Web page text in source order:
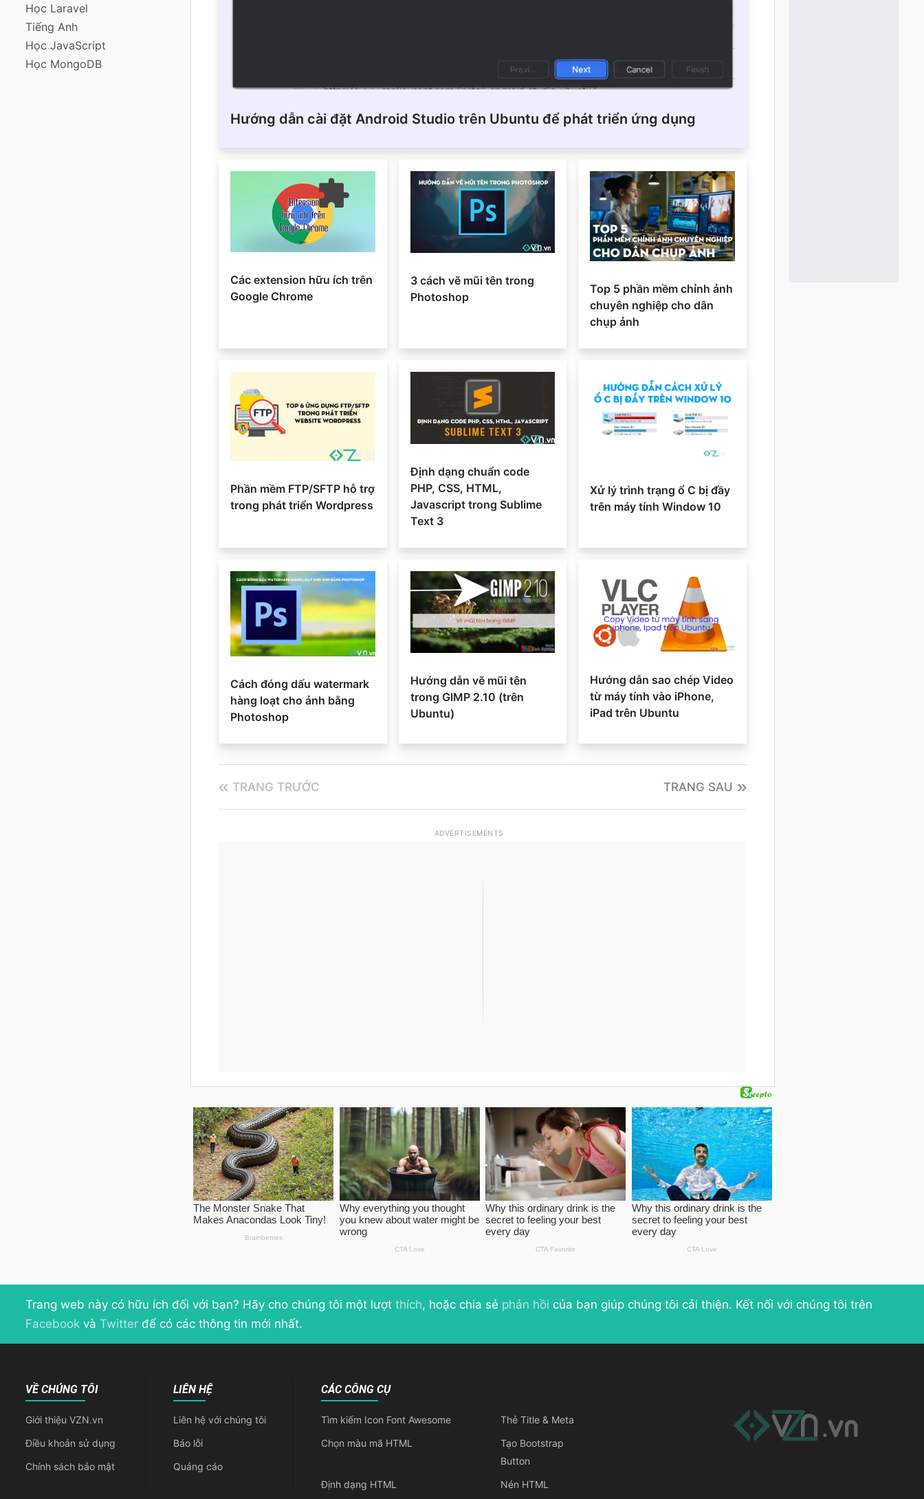
Học Laravel
Tiếng Anh
Học JavaScript
Học MongoDB
Hướng dẫn cài đặt Android Studio trên Ubuntu để phát triển ứng dụng
Các extension hữu ích trên
Google Chrome
3 cách vẽ mũi tên trong
Photoshop
Top 5 phần mềm chỉnh ảnh
chuyên nghiệp cho dân
chụp ảnh
Phần mềm FTP/SFTP hỗ trợ
trong phát triển Wordpress
Định dạng chuẩn code
PHP, CSS, HTML,
Javascript trong Sublime
Text 3
Xử lý trình trạng ổ C bị đầy
trên máy tính Window 10
Cách đóng dấu watermark
hàng loạt cho ảnh bằng
Photoshop
Hướng dẫn vẽ mũi tên
trong GIMP 2.10 (trên
Ubuntu)
Hướng dẫn sao chép Video
từ máy tính vào iPhone,
iPad trên Ubuntu
TRANG TRƯỚC TRANG SAU
ADVERTISEMENTS
Trang web này có hữu ích đối với bạn? Hãy cho chúng tôi một lượt thích, hoặc chia sẻ phản hồi của bạn giúp chúng tôi cải thiện. Kết nối với chúng tôi trên
Facebook và Twitter để có các thông tin mới nhất.
VỀ CHÚNG TÔI
Giới thiệu VZN.vn
Điều khoản sử dụng
Chính sách bảo mật
LIÊN HỆ
Liên hệ với chúng tôi
Báo lỗi
Quảng cáo
CÁC CÔNG CỤ
Tìm kiếm Icon Font Awesome
Thẻ Title & Meta
Chọn màu mã HTML
Tạo Bootstrap
Button
Định dạng HTML
Nén HTML